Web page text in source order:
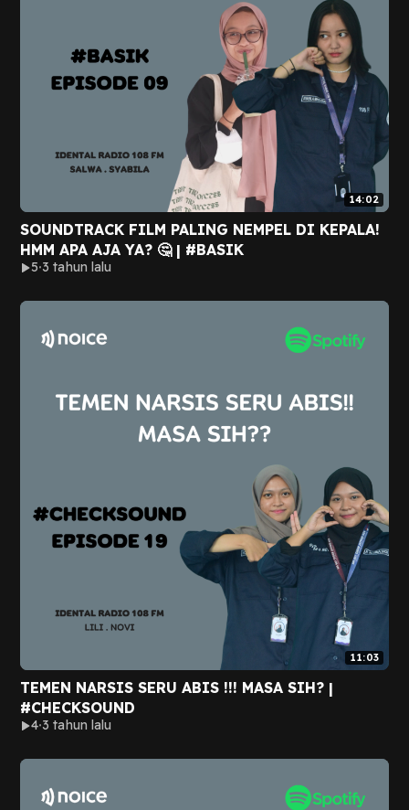
14:02
SOUNDTRACK FILM PALING NEMPEL DI KEPALA!
HMM APA AJA YA? 🤔 | #BASIK
5 3 tahun lalu
11:03
TEMEN NARSIS SERU ABIS !!! MASA SIH? |
#CHECKSOUND
4 3 tahun lalu